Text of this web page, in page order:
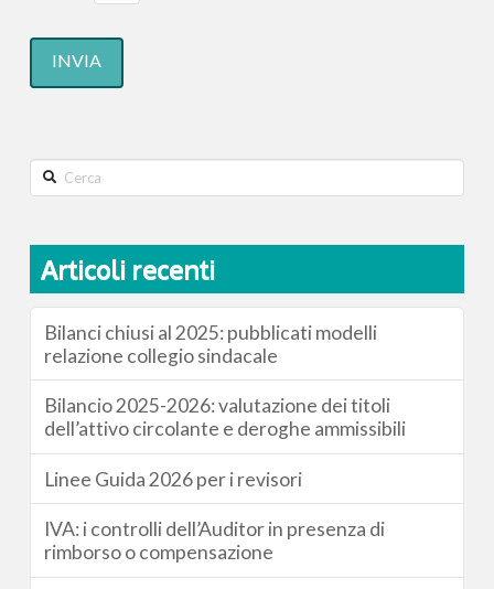
Search
Articoli recenti
Bilanci chiusi al 2025: pubblicati modelli
relazione collegio sindacale
Bilancio 2025-2026: valutazione dei titoli
dell’attivo circolante e deroghe ammissibili
Linee Guida 2026 per i revisori
IVA: i controlli dell’Auditor in presenza di
rimborso o compensazione